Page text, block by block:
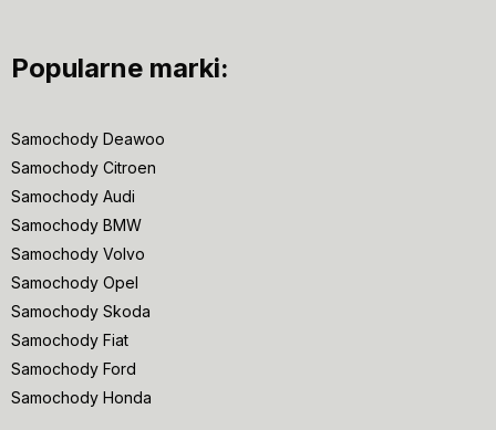
Popularne marki:
Samochody Deawoo
Samochody Citroen
Samochody Audi
Samochody BMW
Samochody Volvo
Samochody Opel
Samochody Skoda
Samochody Fiat
Samochody Ford
Samochody Honda